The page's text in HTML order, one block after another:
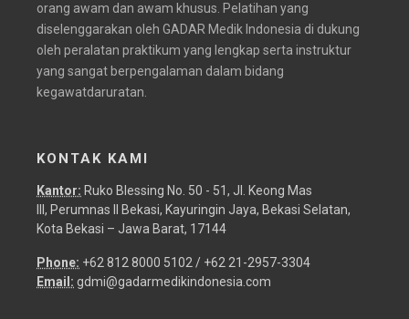
orang awam dan awam khusus. Pelatihan yang
diselenggarakan oleh GADAR Medik Indonesia di dukung
oleh peralatan praktikum yang lengkap serta instruktur
yang sangat berpengalaman dalam bidang
kegawatdaruratan.
KONTAK KAMI
Kantor: Ruko Blessing No. 50 - 51, Jl. Keong Mas
III, Perumnas II Bekasi, Kayuringin Jaya, Bekasi Selatan,
Kota Bekasi – Jawa Barat, 17144
Phone: +62 812 8000 5102 / +62 21-2957-3304
Email: gdmi@gadarmedikindonesia.com